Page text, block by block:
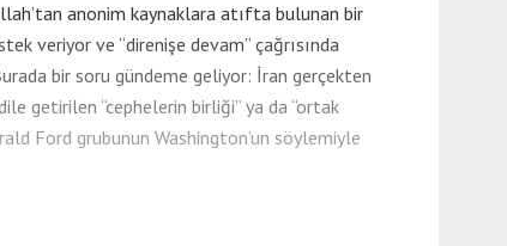
anonim kaynaklara atıfta bulunan bir
veriyor ve “direnişe devam” çağrısında
bir soru gündeme geliyor: İran gerçekten
getirilen “cephelerin birliği” ya da “ortak
Ford grubunun Washington’un söylemiyle